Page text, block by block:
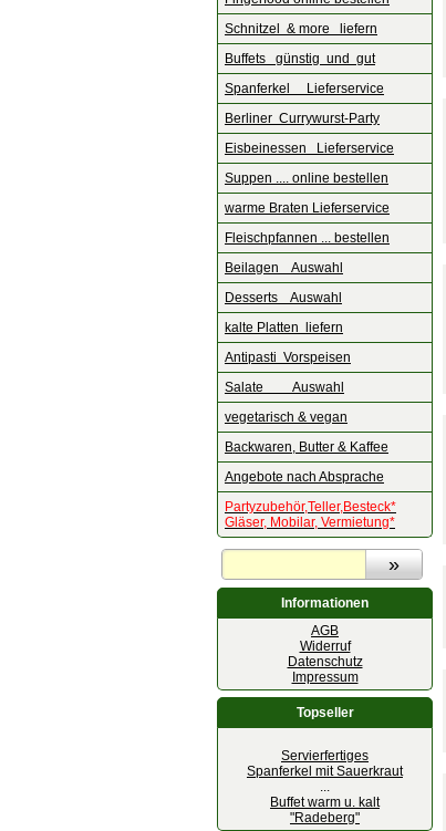
Schnitzel & more liefern
Buffets günstig und gut
Spanferkel Lieferservice
Berliner Currywurst-Party
Eisbeinessen Lieferservice
Suppen .... online bestellen
warme Braten Lieferservice
Fleischpfannen ... bestellen
Beilagen Auswahl
Desserts Auswahl
kalte Platten liefern
Antipasti Vorspeisen
Salate Auswahl
vegetarisch & vegan
Backwaren, Butter & Kaffee
Angebote nach Absprache
Partyzubehör,Teller,Besteck*
Gläser, Mobilar, Vermietung*
Informationen
AGB
Widerruf
Datenschutz
Impressum
Topseller
Servierfertiges
Spanferkel mit Sauerkraut
...
Buffet warm u. kalt
"Radeberg"